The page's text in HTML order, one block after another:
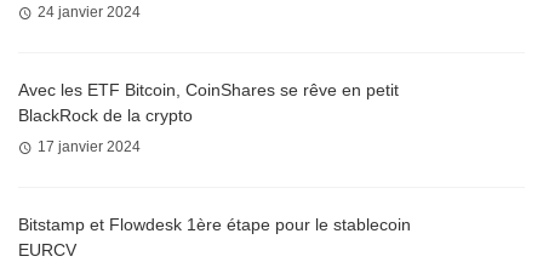
24 janvier 2024
Avec les ETF Bitcoin, CoinShares se rêve en petit
BlackRock de la crypto
17 janvier 2024
Bitstamp et Flowdesk 1ère étape pour le stablecoin
EURCV